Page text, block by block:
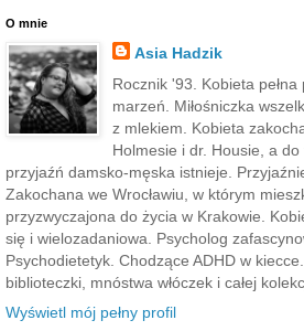
O mnie
Asia Hadzik
Rocznik '93. Kobieta
marzeń. Miłośniczka
z mlekiem. Kobieta
Holmesie i dr. Housie, a
przyjaźń damsko-męska istnieje.
Zakochana we Wrocławiu, w którym
przyzwyczajona do życia w Krakowie.
się i wielozadaniowa. Psycholog
Psychodietetyk. Chodzące ADHD w
biblioteczki, mnóstwa włóczek i całej
Wyświetl mój pełny profil